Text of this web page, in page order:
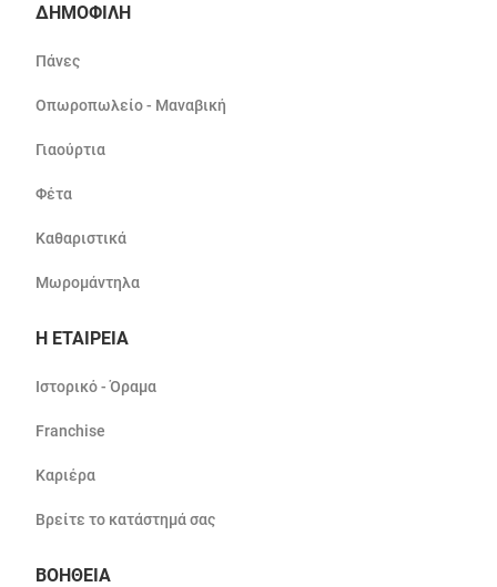
ΔΗΜΟΦΙΛΗ
Πάνες
Οπωροπωλείο - Μαναβική
Γιαούρτια
Φέτα
Καθαριστικά
Μωρομάντηλα
Η ΕΤΑΙΡΕΙΑ
Ιστορικό - Όραμα
Franchise
Καριέρα
Βρείτε το κατάστημά σας
ΒΟΗΘΕΙΑ